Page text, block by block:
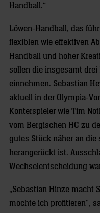
Handball.“
Löwen-Handball, das
flexiblen wie effektiven
Handball und hoher
sollen die insgesamt
einnehmen. Sebastian
aktuell in der Olympia-
Konterspieler wie Tim
vom Bergischen HC zu
gutes Stück näher an
herangerückt ist.
Wechselentscheidung
„Sebastian Hinze macht
möchte ich profitieren“,